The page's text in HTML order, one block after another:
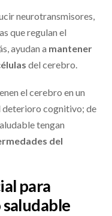
neurotransmisores,
que regulan el
ayudan a mantener
del cerebro.
el cerebro en un
deterioro cognitivo; de
tengan
del
para